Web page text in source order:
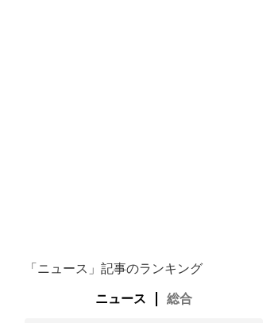
「ニュース」記事のランキング
ニュース 総合